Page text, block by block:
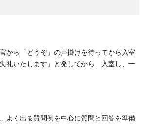
から「どうぞ」の声掛けを待ってから入室
礼いたします」と発してから、入室し、一
よく出る質問例を中心に質問と回答を準備